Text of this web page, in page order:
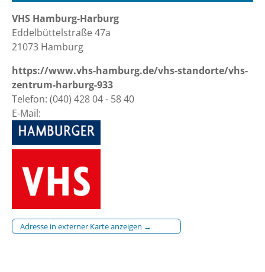
VHS Hamburg-Harburg
Eddelbüttelstraße 47a
21073 Hamburg
https://www.vhs-hamburg.de/vhs-standorte/vhs-
zentrum-harburg-933
Telefon: (040) 428 04 - 58 40
E-Mail:
Adresse in externer Karte anzeigen →